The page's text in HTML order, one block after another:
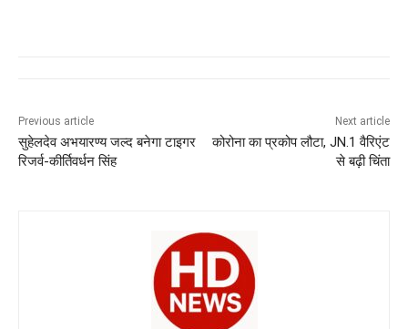
o
o
p
p
er
Previous article
सुहेलदेव अभयारण्य जल्द बनेगा टाइगर
रिजर्व-कीर्तिवर्धन सिंह
Next article
कोरोना का प्रकोप लौटा, JN.1 वैरिएंट
से बढ़ी चिंता